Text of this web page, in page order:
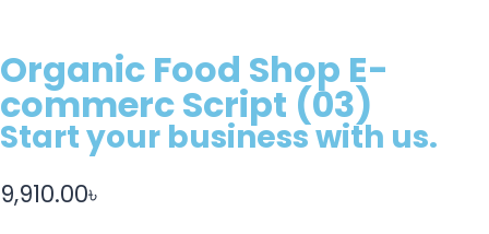
Organic Food Shop E-
commerc Script (03)
Start your business with us.
9,910.00৳